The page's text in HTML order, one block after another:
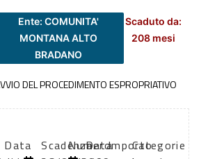
Ente: COMUNITA'
MONTANA ALTO
BRADANO
Scaduto da:
208 mesi
DEL PROCEDIMENTO ESPROPRIATIVO
Data
Scadenza:
Numero
DataImportoCategorie